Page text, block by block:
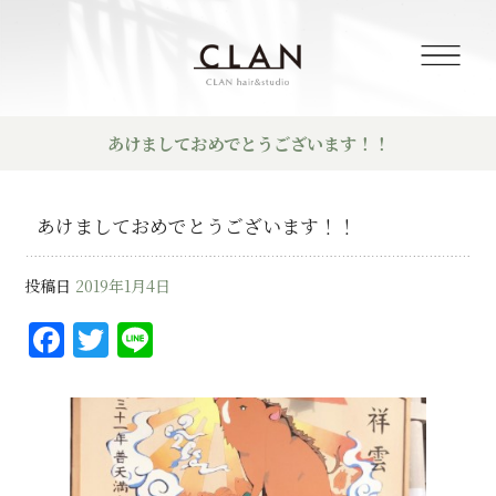
あけましておめでとうございます！！
あけましておめでとうございます！！
投稿日 2019年1月4日
F
a
c
e
b
T
w
it
te
r
e